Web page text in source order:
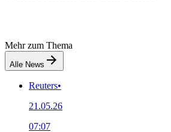
Mehr zum Thema
Alle News
Reuters•
21.05.26
07:07